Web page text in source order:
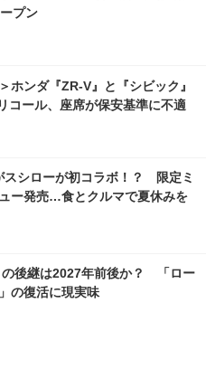
プン
ホンダ『ZR-V』と『シビック』
コール、座席が保安基準に不適
スシローが初コラボ！？ 限定ミ
ー発売…食とクルマで夏休みを
の後継は2027年前後か？ 「ロー
の復活に現実味